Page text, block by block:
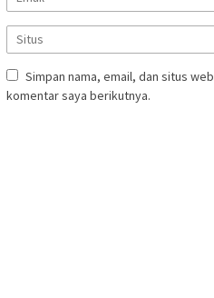
Simpan nama, email, dan situs
komentar saya berikutnya.